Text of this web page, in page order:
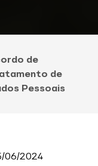
de
de
Pessoais
06/2024